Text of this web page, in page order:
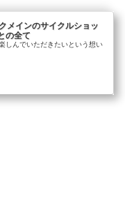
メインのサイクルショッ
の全て
しんでいただきたいという想い